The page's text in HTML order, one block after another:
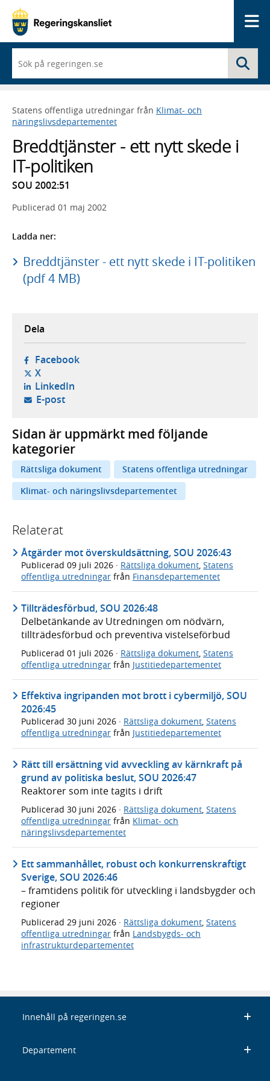
du
börjar
skriva
framträder
en
med
sökförslag
Statens offentliga utredningar från Klimat- och
näringslivsdepartementet
Breddtjänster - ett nytt skede i
IT-politiken
SOU 2002:51
Publicerad 01 maj 2002
Ladda ner:
Breddtjänster - ett nytt skede i IT-politiken
(pdf 4 MB)
Dela
Facebook- öppnas i ny flik, extern webbplats,
X- öppnas i ny flik, extern webbplats,
LinkedIn- öppnas i ny flik, extern webbplats,
E-post- öppnar din e-postklient,
Sidan är uppmärkt med följande
kategorier
Rättsliga dokument
Statens offentliga utredningar
Klimat- och näringslivsdepartementet
Relaterat
Åtgärder mot överskuldsättning, SOU 2026:43
Publicerad 09 juli 2026 · Rättsliga dokument, Statens
offentliga utredningar från Finansdepartementet
Tillträdesförbud, SOU 2026:48
Delbetänkande av Utredningen om nödvärn,
tillträdesförbud och preventiva vistelseförbud
Publicerad 01 juli 2026 · Rättsliga dokument Statens
offentliga utredningar från Justitiedepartementet
Effektiva ingripanden mot brott i cybermiljö, SOU
2026:45
Publicerad 30 juni 2026 · Rättsliga dokument, Statens
offentliga utredningar från Justitiedepartementet
Rätt till ersättning vid avveckling av kärnkraft på
grund av politiska beslut, SOU 2026:47
Reaktorer som inte tagits i drift
Publicerad 30 juni 2026 · Rättsliga dokument, Statens
offentliga utredningar från Klimat- och
näringslivsdepartementet
Ett sammanhållet, robust och konkurrenskraftigt
Sverige, SOU 2026:46
– framtidens politik för utveckling i landsbygder och
regioner
Publicerad 29 juni 2026 · Rättsliga dokument Statens
offentliga utredningar från Landsbygds- och
infrastrukturdepartementet
Innehåll på regeringen.se
Departement